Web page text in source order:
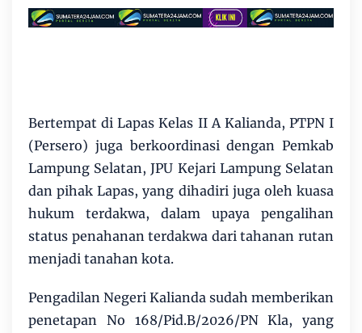
Bertempat di Lapas Kelas II A Kalianda, PTPN I
(Persero) juga berkoordinasi dengan Pemkab
Lampung Selatan, JPU Kejari Lampung Selatan
dan pihak Lapas, yang dihadiri juga oleh kuasa
hukum terdakwa, dalam upaya pengalihan
status penahanan terdakwa dari tahanan rutan
menjadi tanahan kota.
Pengadilan Negeri Kalianda sudah memberikan
penetapan No 168/Pid.B/2026/PN Kla, yang